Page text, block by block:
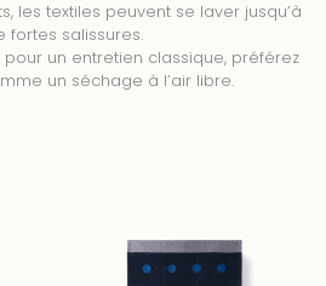
les textiles peuvent se laver jusqu’à
fortes salissures.
un entretien classique, préférez
un séchage à l’air libre.